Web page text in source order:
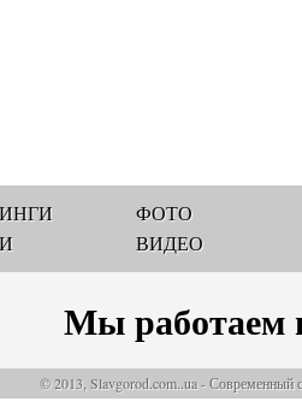
ФОТО
ВИДЕО
Мы работаем
© 2013, Slavgorod.com..ua - Современный